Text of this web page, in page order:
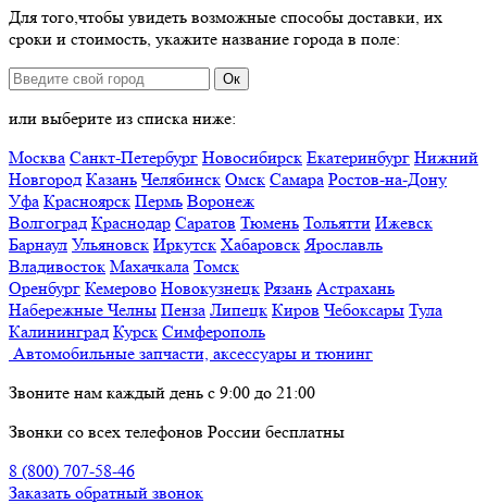
Для того,чтобы увидеть возможные способы доставки, их
сроки и стоимость, укажите название города в поле:
Ок
или выберите из списка ниже:
Москва Санкт-Петербург Новосибирск Екатеринбург Нижний
Новгород Казань Челябинск Омск Самара Ростов-на-Дону
Уфа Красноярск Пермь Воронеж
Волгоград Краснодар Саратов Тюмень Тольятти Ижевск
Барнаул Ульяновск Иркутск Хабаровск Ярославль
Владивосток Махачкала Томск
Оренбург Кемерово Новокузнецк Рязань Астрахань
Набережные Челны Пенза Липецк Киров Чебоксары Тула
Калининград Курск Симферополь
Автомобильные запчасти, аксессуары и тюнинг
Звоните нам каждый день с 9:00 до 21:00
Звонки со всех телефонов России бесплатны
8 (800) 707-58-46
Заказать обратный звонок